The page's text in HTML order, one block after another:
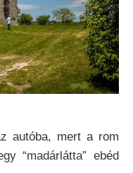
autóba, mert a rom
“madárlátta” ebéd